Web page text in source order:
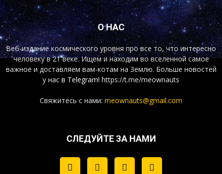
О НАС
Веб-издание космического уровня про все то, что интересно
человеку в 21 веке. Ищем и находим во вселенной самое
важное и доставляем вам-котам на Землю. Больше новостей
у нас в Telegram! https://t.me/meownauts
Свяжитесь с нами: meownauts@gmail.com
СЛЕДУЙТЕ ЗА НАМИ